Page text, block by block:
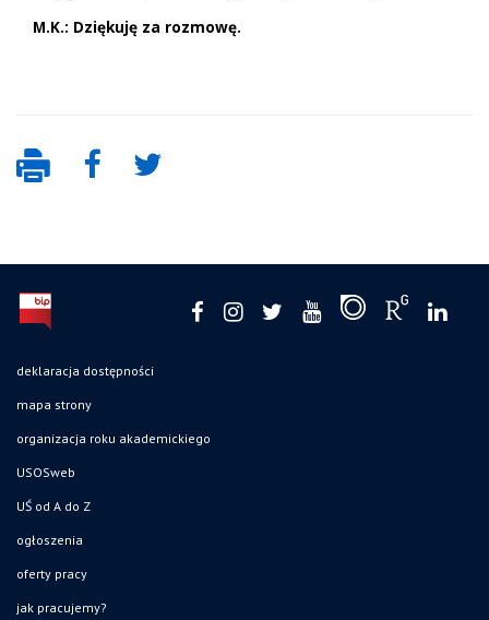
M.K.: Dziękuję za rozmowę.
deklaracja dostępności
mapa strony
organizacja roku akademickiego
USOSweb
UŚ od A do Z
ogłoszenia
oferty pracy
jak pracujemy?